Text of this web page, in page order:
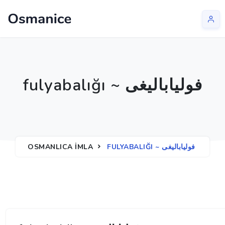
fulyabalığı ~ فولیا‌بالیغی
OSMANLICA İMLA FULYABALIĞI ~ فولیا‌بالیغی